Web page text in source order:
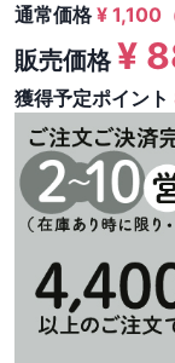
通常価格¥ 1,100
販売価格¥
獲得予定ポイント